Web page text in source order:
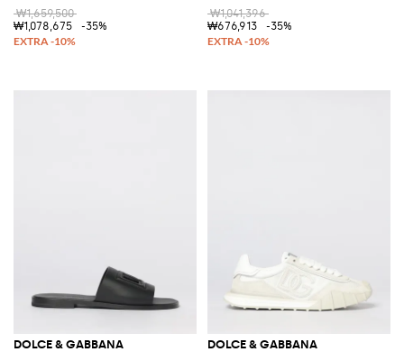
₩1,659,500
₩1,078,675
-35%
₩1,041,396
₩676,913
-35%
DOLCE & GABBANA DOLCE & GABBANA